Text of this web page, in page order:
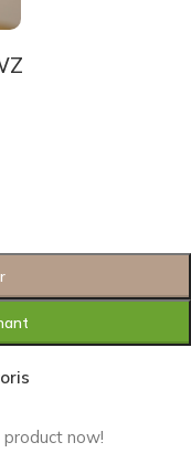
now!